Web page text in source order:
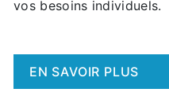
vos besoins individuels.
EN SAVOIR PLUS